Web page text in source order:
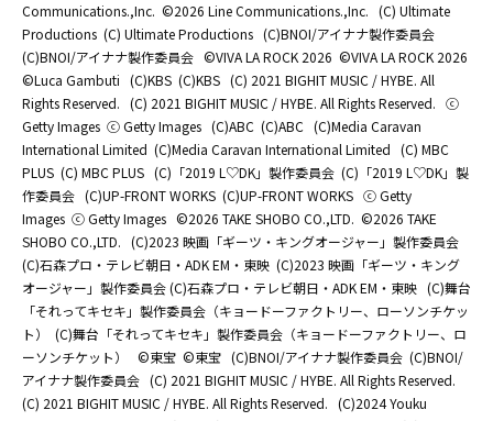
Communications.,Inc. ©2026 Line Communications.,Inc. (C) Ultimate
Productions (C) Ultimate Productions (C)BNOI/アイナナ製作委員会
(C)BNOI/アイナナ製作委員会 ©️VIVA LA ROCK 2026 ©️VIVA LA ROCK 2026
©Luca Gambuti (C)KBS (C)KBS (C) 2021 BIGHIT MUSIC / HYBE. All
Rights Reserved. (C) 2021 BIGHIT MUSIC / HYBE. All Rights Reserved. ⓒ
Getty Images ⓒ Getty Images (C)ABC (C)ABC (C)Media Caravan
International Limited (C)Media Caravan International Limited (C) MBC
PLUS (C) MBC PLUS (C)「2019 L♡DK」製作委員会 (C)「2019 L♡DK」製
作委員会 (C)UP-FRONT WORKS (C)UP-FRONT WORKS ⓒ Getty
Images ⓒ Getty Images ©2026 TAKE SHOBO CO.,LTD. ©2026 TAKE
SHOBO CO.,LTD. (C)2023 映画「ギーツ・キングオージャー」製作委員会
(C)石森プロ・テレビ朝日・ADK EM・東映 (C)2023 映画「ギーツ・キング
オージャー」製作委員会 (C)石森プロ・テレビ朝日・ADK EM・東映 (C)舞台
「それってキセキ」製作委員会（キョードーファクトリー、ローソンチケッ
ト）
(C)舞台「それってキセキ」製作委員会（キョードーファクトリー、ロ
ーソンチケット）
©東宝 ©東宝 (C)BNOI/アイナナ製作委員会 (C)BNOI/
アイナナ製作委員会 (C) 2021 BIGHIT MUSIC / HYBE. All Rights Reserved.
(C) 2021 BIGHIT MUSIC / HYBE. All Rights Reserved. (C)2024 Youku